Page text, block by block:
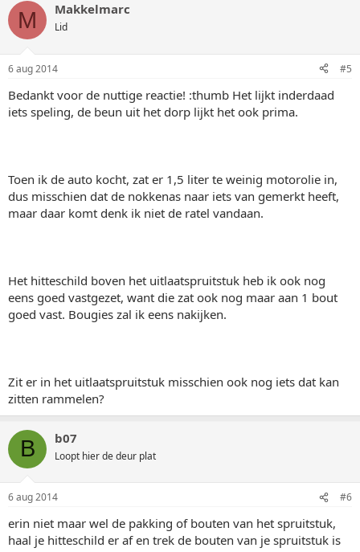
M Makkelmarc
Lid
6 aug 2014 #5
Bedankt voor de nuttige reactie! :thumb Het lijkt inderdaad
iets speling, de beun uit het dorp lijkt het ook prima.
Toen ik de auto kocht, zat er 1,5 liter te weinig motorolie in,
dus misschien dat de nokkenas naar iets van gemerkt heeft,
maar daar komt denk ik niet de ratel vandaan.
Het hitteschild boven het uitlaatspruitstuk heb ik ook nog
eens goed vastgezet, want die zat ook nog maar aan 1 bout
goed vast. Bougies zal ik eens nakijken.
Zit er in het uitlaatspruitstuk misschien ook nog iets dat kan
zitten rammelen?
B b07
Loopt hier de deur plat
6 aug 2014 #6
erin niet maar wel de pakking of bouten van het spruitstuk,
haal je hitteschild er af en trek de bouten van je spruitstuk is